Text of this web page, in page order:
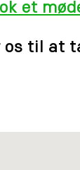
et
til at